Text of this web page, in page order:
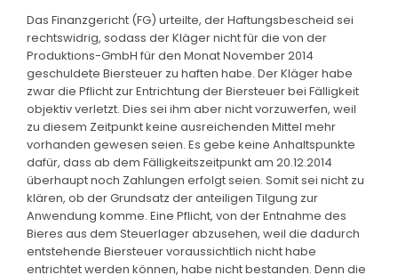
Das Finanzgericht (FG) urteilte, der Haftungsbescheid sei
rechtswidrig, sodass der Kläger nicht für die von der
Produktions-GmbH für den Monat November 2014
geschuldete Biersteuer zu haften habe. Der Kläger habe
zwar die Pflicht zur Entrichtung der Biersteuer bei Fälligkeit
objektiv verletzt. Dies sei ihm aber nicht vorzuwerfen, weil
zu diesem Zeitpunkt keine ausreichenden Mittel mehr
vorhanden gewesen seien. Es gebe keine Anhaltspunkte
dafür, dass ab dem Fälligkeitszeitpunkt am 20.12.2014
überhaupt noch Zahlungen erfolgt seien. Somit sei nicht zu
klären, ob der Grundsatz der anteiligen Tilgung zur
Anwendung komme. Eine Pflicht, von der Entnahme des
Bieres aus dem Steuerlager abzusehen, weil die dadurch
entstehende Biersteuer voraussichtlich nicht habe
entrichtet werden können, habe nicht bestanden. Denn die